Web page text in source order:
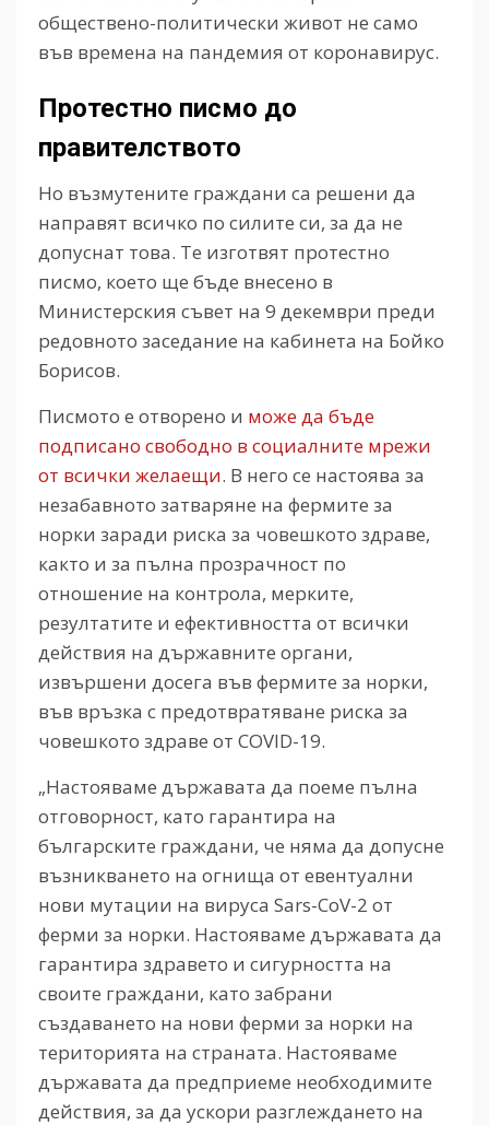
обществено-политически живот не само
във времена на пандемия от коронавирус.
Протестно писмо до
правителството
Но възмутените граждани са решени да
направят всичко по силите си, за да не
допуснат това. Те изготвят протестно
писмо, което ще бъде внесено в
Министерския съвет на 9 декември преди
редовното заседание на кабинета на Бойко
Борисов.
Писмото е отворено и може да бъде
подписано свободно в социалните мрежи
от всички желаещи. В него се настоява за
незабавното затваряне на фермите за
норки заради риска за човешкото здраве,
както и за пълна прозрачност по
отношение на контрола, мерките,
резултатите и ефективността от всички
действия на държавните органи,
извършени досега във фермите за норки,
във връзка с предотвратяване риска за
човешкото здраве от COVID-19.
„Настояваме държавата да поеме пълна
отговорност, като гарантира на
българските граждани, че няма да допусне
възникването на огнища от евентуални
нови мутации на вируса Sars-CoV-2 от
ферми за норки. Настояваме държавата да
гарантира здравето и сигурността на
своите граждани, като забрани
създаването на нови ферми за норки на
територията на страната. Настояваме
държавата да предприеме необходимите
действия, за да ускори разглеждането на